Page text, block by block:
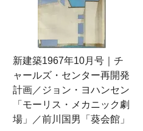
新建築1967年10月号｜チ
ャールズ・センター再開発
計画／ジョン・ヨハンセン
「モーリス・メカニック劇
場」／前川国男「葵会館」